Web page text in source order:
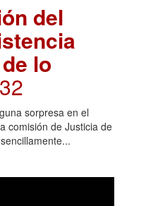
del
lo
sorpresa en el
comisión de Justicia de